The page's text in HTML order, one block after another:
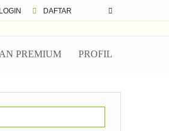
LOGIN DAFTAR
PREMIUM PROFIL